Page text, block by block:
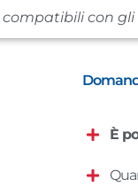
con gli
È